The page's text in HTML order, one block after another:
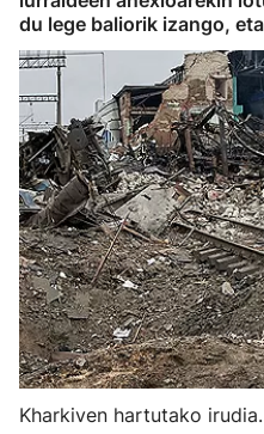
du lege baliorik izango,
Kharkiven hartutako